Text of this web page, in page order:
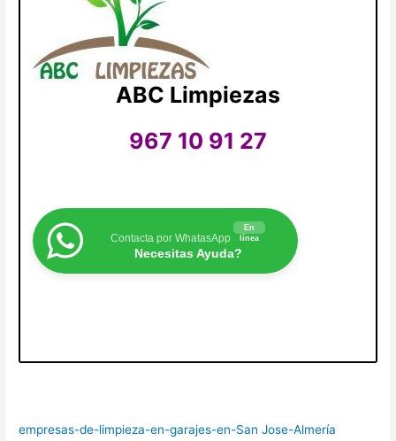
ABC Limpiezas
967 10 91 27
Contacta por WhatasApp
En
línea
Necesitas Ayuda?
empresas-de-limpieza-en-garajes-en-San Jose-Almería